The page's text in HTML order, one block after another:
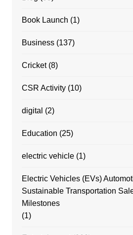
Book Launch (1)
Business(137)
Cricket(8)
CSR Activity(10)
digital (2)
Education (25)
electric vehicle(1)
Electric Vehicles (EVs)
Sustainable Transportation
Milestones
(1)